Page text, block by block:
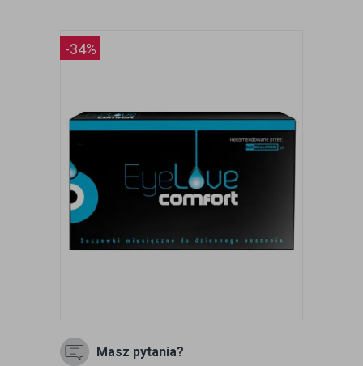
-34%
Masz pytania?